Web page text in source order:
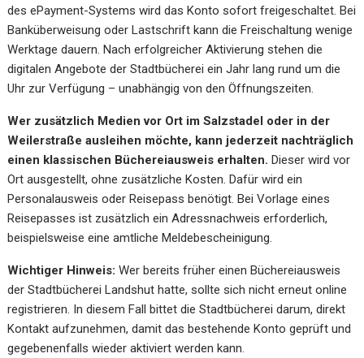
des ePayment-Systems wird das Konto sofort freigeschaltet. Bei
Banküberweisung oder Lastschrift kann die Freischaltung wenige
Werktage dauern. Nach erfolgreicher Aktivierung stehen die
digitalen Angebote der Stadtbücherei ein Jahr lang rund um die
Uhr zur Verfügung – unabhängig von den Öffnungszeiten.
Wer zusätzlich Medien vor Ort im Salzstadel oder in der
Weilerstraße ausleihen möchte, kann jederzeit nachträglich
einen klassischen Büchereiausweis erhalten.Dieser wird vor
Ort ausgestellt, ohne zusätzliche Kosten. Dafür wird ein
Personalausweis oder Reisepass benötigt. Bei Vorlage eines
Reisepasses ist zusätzlich ein Adressnachweis erforderlich,
beispielsweise eine amtliche Meldebescheinigung.
Wichtiger Hinweis: Wer bereits früher einen Büchereiausweis
der Stadtbücherei Landshut hatte, sollte sich nicht erneut online
registrieren. In diesem Fall bittet die Stadtbücherei darum, direkt
Kontakt aufzunehmen, damit das bestehende Konto geprüft und
gegebenenfalls wieder aktiviert werden kann.